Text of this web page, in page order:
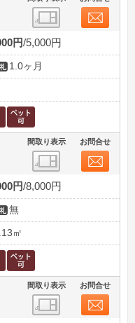
円 5,000円
1.0ヶ月
間取り表示 お問合せ
円 8,000円
無
㎡
間取り表示 お問合せ